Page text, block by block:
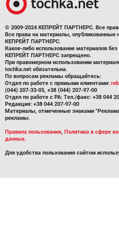
© 2009-2024 КЕПРЕЙТ ПАРТНЕРС. Все
Все права на материалы, опубликованные
КЕПРЕЙТ ПАРТНЕРС.
Какое-либо использование материалов
КЕПРЕЙТ ПАРТНЕРС запрещено.
При правомерном использовании
tochka.net обязательна.
По вопросам рекламы обращайтесь:
Отдел по работе с прямыми клиентами:
(044) 207-33-05, +38 (044) 207-97-00
Отдел по работе с РА: Тел./факс: +38 044
Редакция: +38 044 207-97-00
Материалы, отмеченные знаками
рекламы.
Правила пользования, Политика в сфере
данных.
Для удобства пользования сайтом